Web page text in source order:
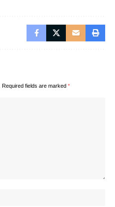
Required fields are marked *